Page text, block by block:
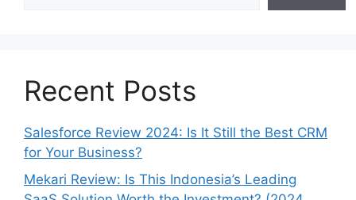
Recent Posts
Salesforce Review 2024: Is It Still the Best CRM
for Your Business?
Mekari Review: Is This Indonesia’s Leading